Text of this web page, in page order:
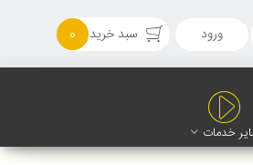
ورود سبد خرید 0
خدمات